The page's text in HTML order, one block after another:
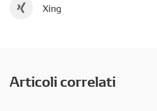
Xing
Articoli correlati